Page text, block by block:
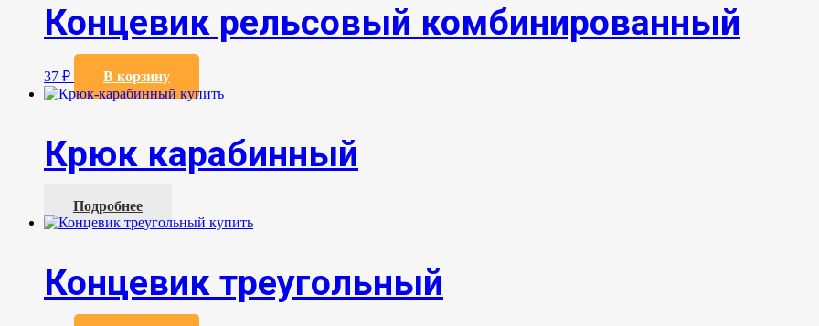
Концевик рельсовый комбинированный
37 ₽ В корзину
Крюк карабинный
Подробнее
Концевик треугольный